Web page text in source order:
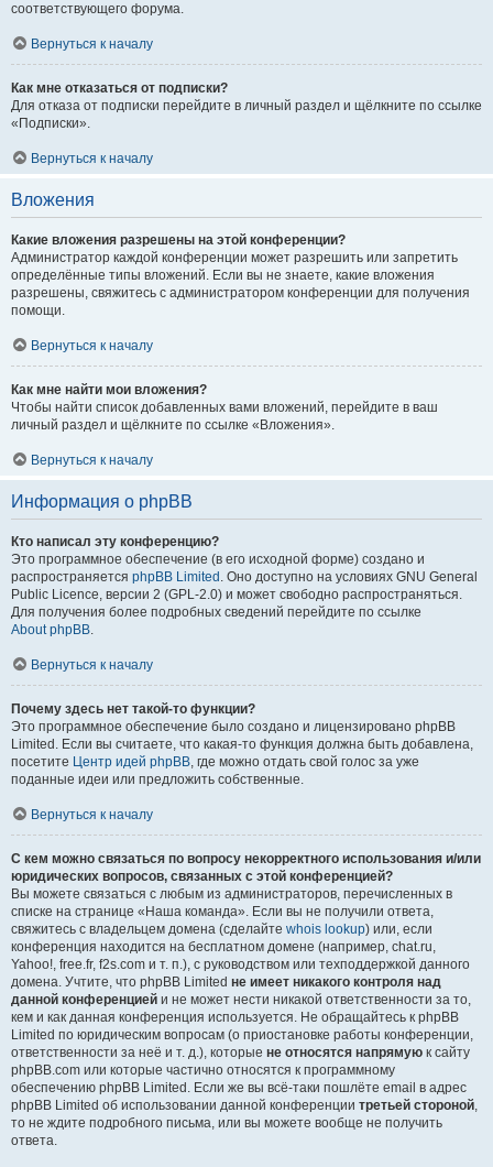
соответствующего форума.
Вернуться к началу
Как мне отказаться от подписки?
Для отказа от подписки перейдите в личный раздел и щёлкните по ссылке
«Подписки».
Вернуться к началу
Вложения
Какие вложения разрешены на этой конференции?
Администратор каждой конференции может разрешить или запретить
определённые типы вложений. Если вы не знаете, какие вложения
разрешены, свяжитесь с администратором конференции для получения
помощи.
Вернуться к началу
Как мне найти мои вложения?
Чтобы найти список добавленных вами вложений, перейдите в ваш
личный раздел и щёлкните по ссылке «Вложения».
Вернуться к началу
Информация о phpBB
Кто написал эту конференцию?
Это программное обеспечение (в его исходной форме) создано и
распространяется phpBB Limited . Оно доступно на условиях GNU General
Public Licence, версии 2 (GPL-2.0) и может свободно распространяться.
Для получения более подробных сведений перейдите по ссылке
About phpBB.
Вернуться к началу
Почему здесь нет такой-то функции?
Это программное обеспечение было создано и лицензировано phpBB
Limited. Если вы считаете, что какая-то функция должна быть добавлена,
посетите Центр идей phpBB, где можно отдать свой голос за уже
поданные идеи или предложить собственные.
Вернуться к началу
С кем можно связаться по вопросу некорректного использования и/или
юридических вопросов, связанных с этой конференцией?
Вы можете связаться с любым из администраторов, перечисленных в
списке на странице «Наша команда». Если вы не получили ответа,
свяжитесь с владельцем домена (сделайте whois lookup) или, если
конференция находится на бесплатном домене (например, chat.ru,
Yahoo!, free.fr, f2s.com и т. п.), с руководством или техподдержкой данного
домена. Учтите, что phpBB Limited не имеет никакого контроля над
данной конференцией и не может нести никакой ответственности за то,
кем и как данная конференция используется. Не обращайтесь к phpBB
Limited по юридическим вопросам (о приостановке работы конференции,
ответственности за неё и т. д.), которые не относятся напрямую к сайту
phpBB.com или которые частично относятся к программному
обеспечению phpBB Limited. Если же вы всё-таки пошлёте email в адрес
phpBB Limited об использовании данной конференции третьей стороной,
то не ждите подробного письма, или вы можете вообще не получить
ответа.